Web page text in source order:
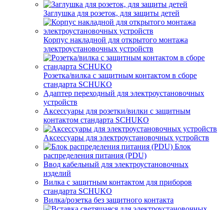
Заглушка для розеток, для защиты детей
Корпус накладной для открытого монтажа
электроустановочных устройств
Розетка/вилка с защитным контактом в сборе
стандарта SCHUKO
Адаптер переходный для электроустановочных
устройств
Аксессуары для розетки/вилки с защитным
контактом стандарта SCHUKO
Аксессуары для электроустановочных устройств
Блок
распределения питания (PDU)
Ввод кабельный для электроустановочных
изделий
Вилка с защитным контактом для приборов
стандарта SCHUKO
Вилка/розетка без защитного контакта